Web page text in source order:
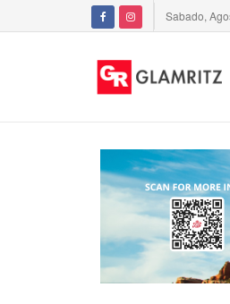
Sabado,